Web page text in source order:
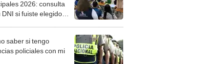
2026: consulta
DNI si fuiste elegido
saber si tengo
policiales con mi